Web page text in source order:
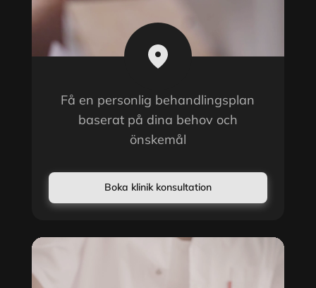
Få en personlig behandlingsplan
baserat på dina behov och
önskemål
Boka klinik konsultation